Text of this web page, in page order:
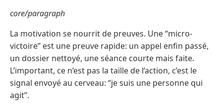
core/paragraph
La motivation se nourrit de preuves. Une “micro-
victoire” est une preuve rapide: un appel enfin passé,
un dossier nettoyé, une séance courte mais faite.
L’important, ce n’est pas la taille de l’action, c’est le
signal envoyé au cerveau: “je suis une personne qui
agit”.